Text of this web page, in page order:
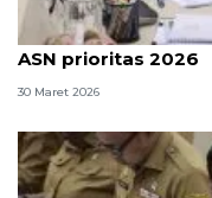
OIKN:
ASN prioritas 2026
30 Maret 2026